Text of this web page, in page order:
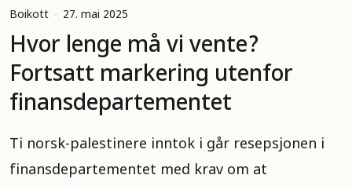
Boikott 27. mai 2025
Hvor lenge må vi vente?
Fortsatt markering utenfor
finansdepartementet
Ti norsk-palestinere inntok i går resepsjonen i
finansdepartementet med krav om at